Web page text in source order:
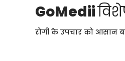
GoMedii
रोगी के उपचार को आसान